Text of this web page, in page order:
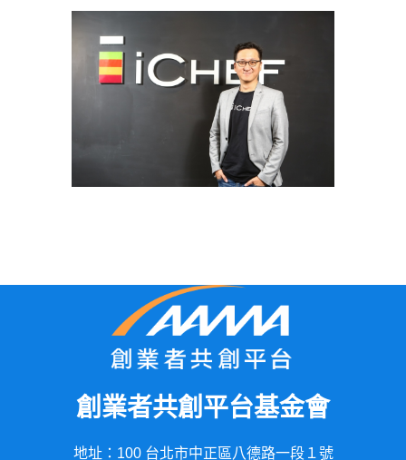
創業者共創平台基金會
地址：100 台北市中正區八德路一段１號